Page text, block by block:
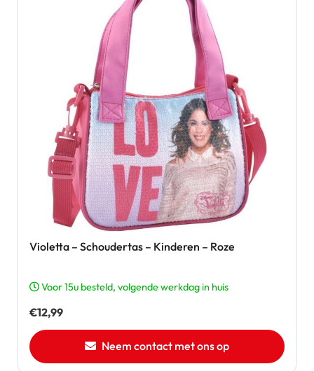
Violetta – Schoudertas – Kinderen – Roze
Voor 15u besteld, volgende werkdag in huis
€12,99
Neem contact met ons op